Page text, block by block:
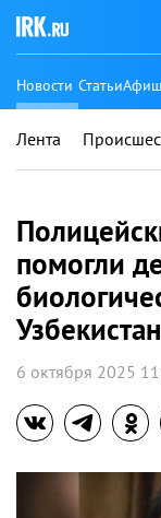
Новости Статьи
Лента
помогли
6 октября 2025